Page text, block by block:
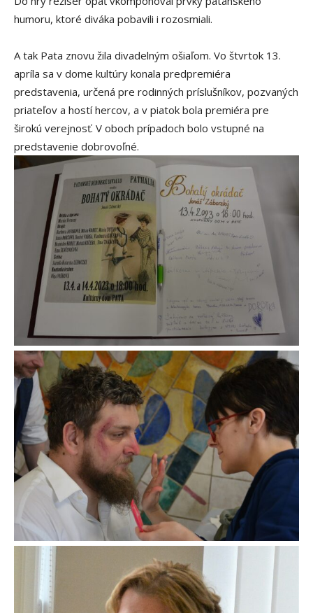
humoru, ktoré diváka pobavili i rozosmiali.
A tak Pata znovu žila divadelným ošiaľom. Vo štvrtok 13.
apríla sa v dome kultúry konala predpremiéra
predstavenia, určená pre rodinných príslušníkov, pozvaných
priateľov a hostí hercov, a v piatok bola premiéra pre
širokú verejnosť. V oboch prípadoch bolo vstupné na
predstavenie dobrovoľné.